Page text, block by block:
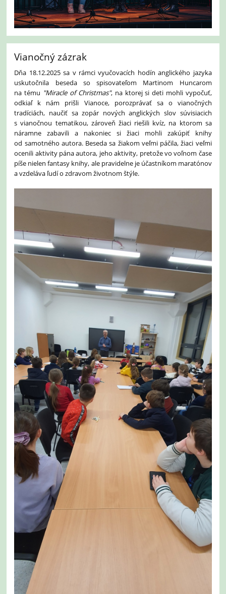
Vianočný zázrak
Dňa 18.12.2025 sa v rámci vyučovacích hodín anglického jazyka
uskutočnila beseda so spisovateľom Martinom Huncarom
na tému "Miracle of Christmas", na ktorej si deti mohli vypočuť,
odkiaľ k nám prišli Vianoce, porozprávať sa o vianočných
tradíciách, naučiť sa zopár nových anglických slov súvisiacich
s vianočnou tematikou, zároveň žiaci riešili kvíz, na ktorom sa
náramne zabavili a nakoniec si žiaci mohli zakúpiť knihy
od samotného autora. Beseda sa žiakom veľmi páčila, žiaci veľmi
ocenili aktivity pána autora, jeho aktivity, pretože vo voľnom čase
píše nielen fantasy knihy, ale pravidelne je účastníkom maratónov
a vzdeláva ľudí o zdravom životnom štýle.